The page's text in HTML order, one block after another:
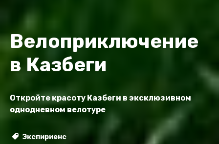
Велоприключение
в Казбеги
Откройте красоту Казбеги в эксклюзивном
однодневном велотуре
Экспириенс